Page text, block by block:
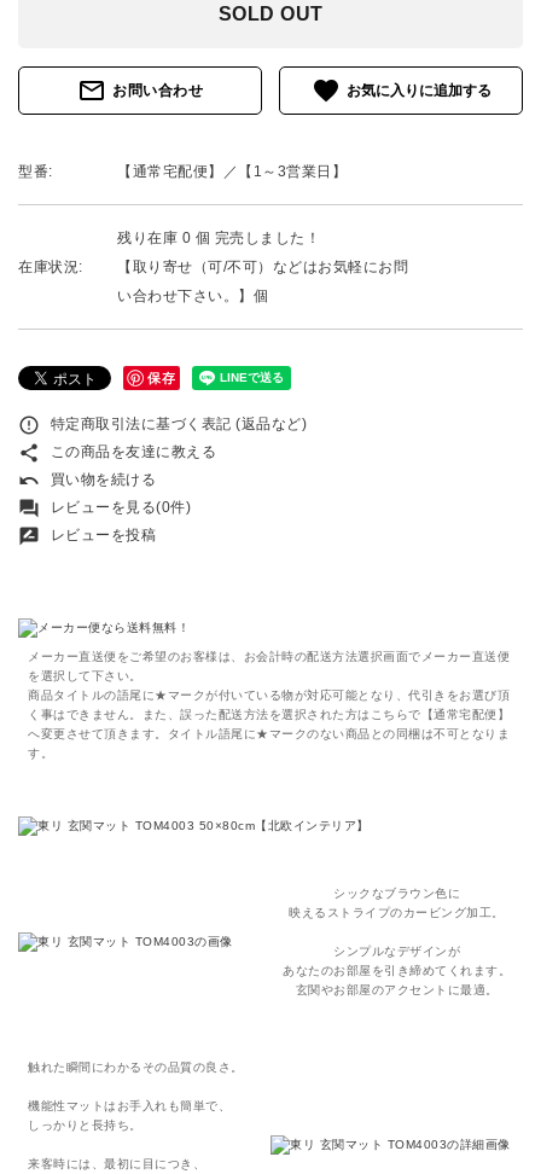
SOLD OUT
mail_outline お問い合わせ favorite
型番: 【通常宅配便】／【1～3営業日】
在庫状況:
残り在庫 0 個 完売しました！
【取り寄せ（可/不可）などはお気軽にお問
い合わせ下さい。】個
保存
error_outline 特定商取引法に基づく表記 (返品など)
share この商品を友達に教える
undo 買い物を続ける
forum レビューを見る(0件)
rate_review レビューを投稿
メーカー直送便をご希望のお客様は、お会計時の配送方法選択画面でメーカー直送便
を選択して下さい。
商品タイトルの語尾に★マークが付いている物が対応可能となり、代引きをお選び頂
く事はできません。また、誤った配送方法を選択された方はこちらで【通常宅配便】
へ変更させて頂きます。タイトル語尾に★マークのない商品との同梱は不可となりま
す。
シックなブラウン色に
映えるストライプのカービング加工
シンプルなデザインが
あなたのお部屋を引き締めてくれます。
玄関やお部屋のアクセントに最適。
触れた瞬間にわかるその品質の良さ。
機能性マットはお手入れも簡単で、
しっかりと長持ち。
来客時には、最初に目につき、